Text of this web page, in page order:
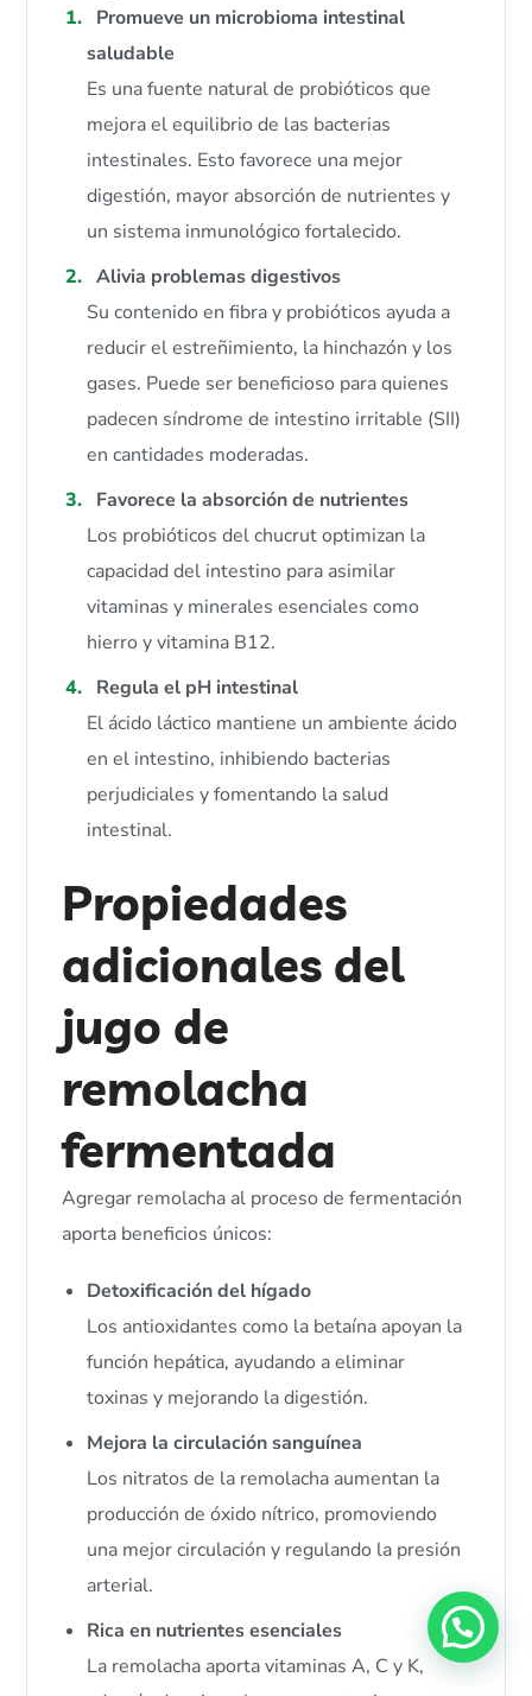
Promueve un microbioma intestinal
saludable
Es una fuente natural de probióticos que
mejora el equilibrio de las bacterias
intestinales. Esto favorece una mejor
digestión, mayor absorción de nutrientes y
un sistema inmunológico fortalecido.
Alivia problemas digestivos
Su contenido en fibra y probióticos ayuda a
reducir el estreñimiento, la hinchazón y los
gases. Puede ser beneficioso para quienes
padecen síndrome de intestino irritable (SII)
en cantidades moderadas.
Favorece la absorción de nutrientes
Los probióticos del chucrut optimizan la
capacidad del intestino para asimilar
vitaminas y minerales esenciales como
hierro y vitamina B12.
Regula el pH intestinal
El ácido láctico mantiene un ambiente ácido
en el intestino, inhibiendo bacterias
perjudiciales y fomentando la salud
intestinal.
Propiedades
adicionales del
jugo de
remolacha
fermentada
Agregar remolacha al proceso de fermentación
aporta beneficios únicos:
Detoxificación del hígado
Los antioxidantes como la betaína apoyan la
función hepática, ayudando a eliminar
toxinas y mejorando la digestión.
Mejora la circulación sanguínea
Los nitratos de la remolacha aumentan la
producción de óxido nítrico, promoviendo
una mejor circulación y regulando la presión
arterial.
Rica en nutrientes esenciales
La remolacha aporta vitaminas A, C y K,